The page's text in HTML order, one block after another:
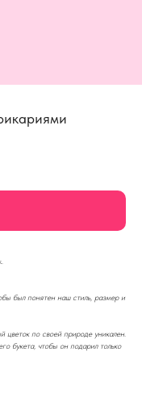
был понятен наш стиль, размер и
по своей природе уникален.
букета, чтобы он подарил только